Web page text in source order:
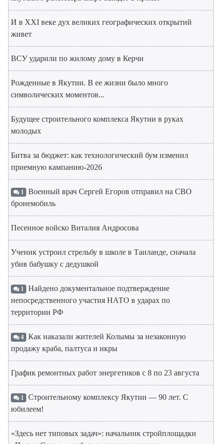
И в XXI веке дух великих географических открытий
живет
ВСУ ударили по жилому дому в Керчи
Рожденные в Якутии. В ее жизни было много
символических моментов...
Будущее строительного комплекса Якутии в руках
молодых
Битва за бюджет: как технологический бум изменил
приемную кампанию-2026
1 Военный врач Сергей Егоров отправил на СВО
бронемобиль
Песенное войско Виталия Андросова
Ученик устроил стрельбу в школе в Таиланде, сначала
убив бабушку с дедушкой
1 Найдено документальное подтверждение
непосредственного участия НАТО в ударах по
территории РФ
4 Как наказали жителей Колымы за незаконную
продажу краба, палтуса и икры
График ремонтных работ энергетиков с 8 по 23 августа
1 Строительному комплексу Якутии — 90 лет. С
юбилеем!
«Здесь нет типовых задач»: начальник стройплощадки